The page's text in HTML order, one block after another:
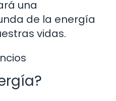
una
de la energía
vidas.